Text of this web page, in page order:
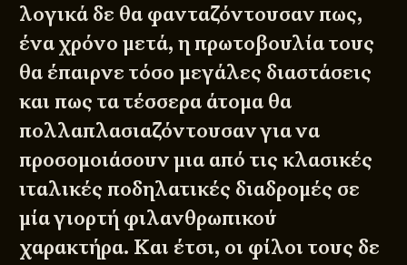
λογικά δε θα φανταζόντουσαν πως,
ένα χρόνο μετά, η πρωτοβουλία τους
θα έπαιρνε τόσο μεγάλες διαστάσεις
και πως τα τέσσερα άτομα θα
πολλαπλασιαζόντουσαν για να
προσομοιάσουν μια από τις κλασικές
ιταλικές ποδηλατικές διαδρομές σε
μία γιορτή φιλανθρωπικού
χαρακτήρα. Και έτσι, οι φίλοι τους δε